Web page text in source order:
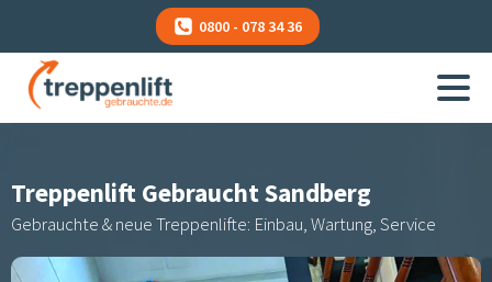
0800 - 078 34 36
Treppenlift GebrauchtSandberg
Gebrauchte & neue Treppenlifte: Einbau, Wartung, Service